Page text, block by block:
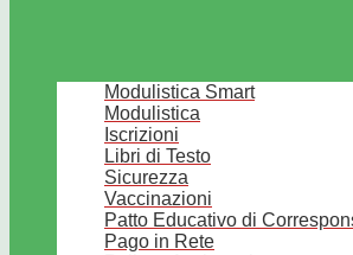
Modulistica Smart
Modulistica
Iscrizioni
Libri di Testo
Sicurezza
Vaccinazioni
Patto Educativo di
Pago in Rete